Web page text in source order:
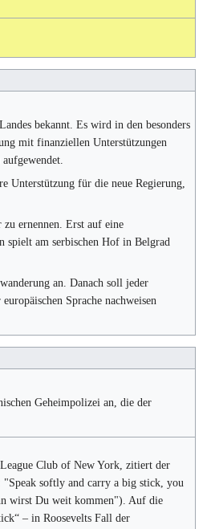
bekannt. Es wird in den besonders
mit finanziellen Unterstützungen
Unterstützung für die neue Regierung,
ernennen. Erst auf eine
am serbischen Hof in Belgrad
an. Danach soll jeder
Sprache nachweisen
Geheimpolizei an, die der
Club of New York, zitiert der
"Speak softly and carry a big stick, you
wirst Du weit kommen"). Auf die
– in Roosevelts Fall der